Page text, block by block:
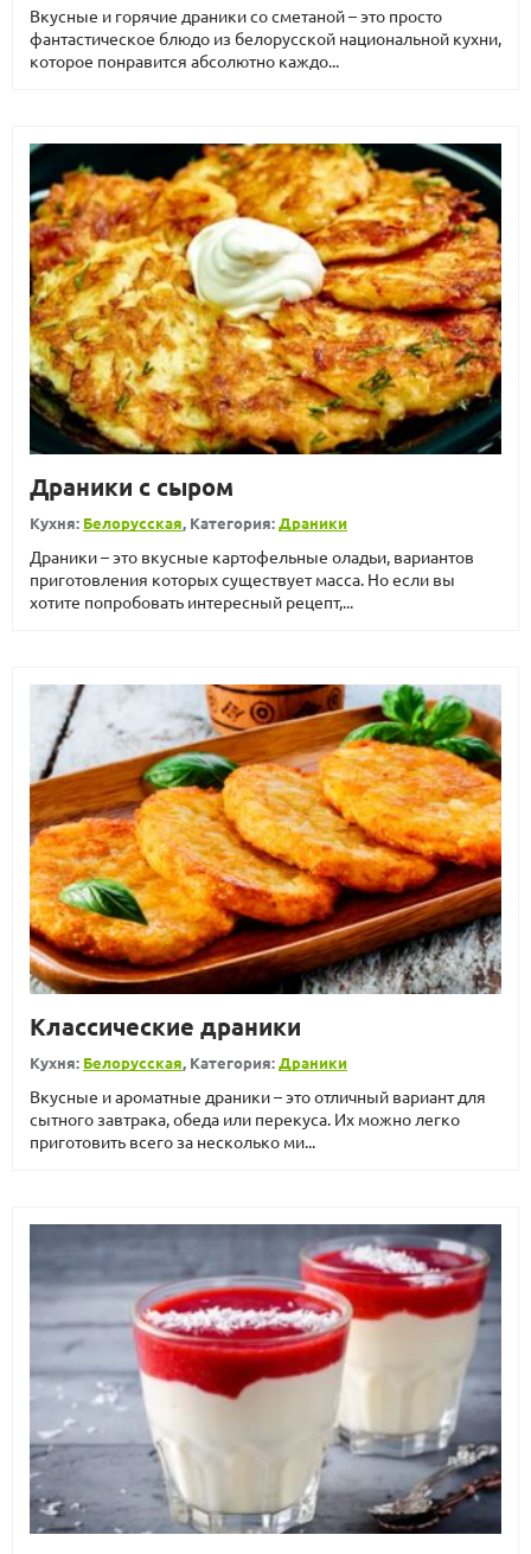
Вкусные и горячие драники со сметаной – это просто
фантастическое блюдо из белорусской национальной кухни,
которое понравится абсолютно каждо...
Драники с сыром
Кухня: Белорусская, Категория:Драники
Драники – это вкусные картофельные оладьи, вариантов
приготовления которых существует масса. Но если вы
хотите попробовать интересный рецепт,...
Классические драники
Кухня: Белорусская, Категория:Драники
Вкусные и ароматные драники – это отличный вариант для
сытного завтрака, обеда или перекуса. Их можно легко
приготовить всего за несколько ми...